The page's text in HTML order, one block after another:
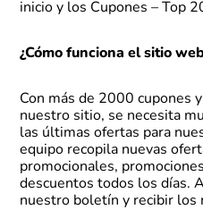
inicio y los Cupones – Top
¿Cómo funciona el sitio
Con más de 2000 cupones
nuestro sitio, se necesita
las últimas ofertas para
equipo recopila nuevas
promocionales,
descuentos todos los días.
nuestro boletín y recibir los